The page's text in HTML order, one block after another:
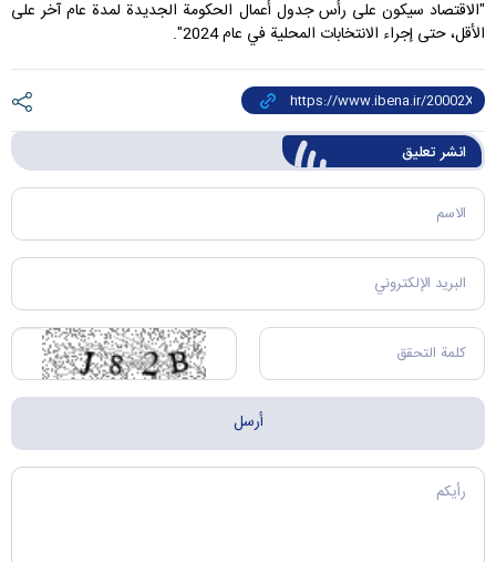
"الاقتصاد سيكون على رأس جدول أعمال الحكومة الجديدة لمدة عام آخر على
الأقل، حتى إجراء الانتخابات المحلية في عام 2024".
انشر تعليق